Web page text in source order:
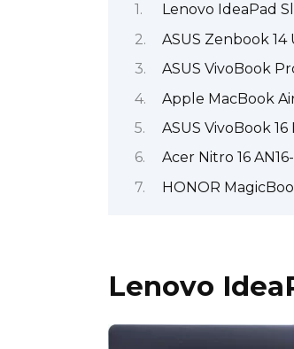
Lenovo IdeaPad
ASUS Zenbook
ASUS VivoBook
Apple MacBook
ASUS VivoBook
Acer Nitro 16
HONOR
Lenovo